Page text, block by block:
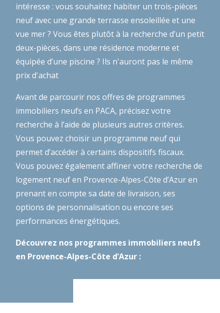
intéresse : vous souhaitez habiter un trois-pièces
neuf avec une grande terrasse ensoleillée et une
vue mer ? Vous êtes plutôt à la recherche d’un petit
deux-pièces, dans une résidence moderne et
équipée d’une piscine ? Ils n'auront pas le même
prix d'achat
Avant de parcourir nos offres de programmes
immobiliers neufs en PACA, précisez votre
recherche à l’aide de plusieurs autres critères.
Vous pouvez choisir un programme neuf qui
permet d’accéder à certains dispositifs fiscaux.
Vous pouvez également affiner votre recherche de
logement neuf en Provence-Alpes-Côte d’Azur en
prenant en compte sa date de livraison, ses
options de personnalisation ou encore ses
performances énergétiques.
Découvrez nos programmes immobiliers neufs
en Provence-Alpes-Côte d’Azur :